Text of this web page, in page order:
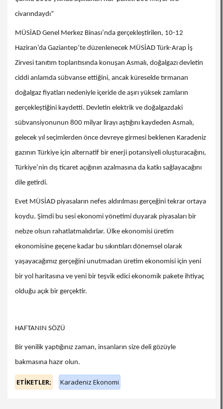
civarındaydı”
MÜSİAD Genel Merkez Binası’nda gerçekleştirilen, 10-12
Haziran’da Gaziantep’te düzenlenecek MÜSİAD Türk-Arap İş
Zirvesi tanıtım toplantısında konuşan Asmalı, doğalgazı devletin
ciddi anlamda sübvanse ettiğini, ancak küreselde tırmanan
doğalgaz fiyatları nedeniyle içeride de aşırı yüksek zamların
gerçekleştiğini kaydetti. Devletin elektrik ve doğalgazdaki
sübvansiyonunun 800 milyar lirayı aştığını kaydeden Asmalı,
gelecek yıl seçimlerden önce devreye girmesi beklenen Karadeniz
gazının Türkiye için alternatif bir enerji potansiyeli oluşturacağını,
Türkiye’nin dış ticaret açığının azalmasına da katkı sağlayacağını
dile getirdi.
Evet MÜSİAD piyasaların nefes aldırılması gerçeğini tekrar ortaya
koydu. Şimdi bu sesi ekonomi yönetimi duyarak piyasaları bir
nebze olsun rahatlatmalıdırlar. Ülke ekonomisi üretim
ekonomisine geçene kadar bu sıkıntıları dönemsel olarak
yaşayacağımız gerçeğini unutmadan üretim ekonomisi için yeni
bir yol haritasına ve yeni bir teşvik edici ekonomik pakete ihtiyaç
olduğu açık bir gerçektir.
HAFTANIN SÖZÜ
Bir yenilik yaptığınız zaman, insanların size deli gözüyle
bakmasına hazır olun.
ETİKETLER; Karadeniz Ekonomi